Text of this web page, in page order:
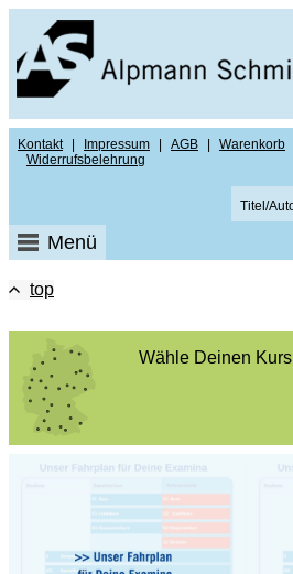
Kontakt Impressum AGB Warenkorb
Widerrufsbelehrung
Menü
top
Wähle Deinen